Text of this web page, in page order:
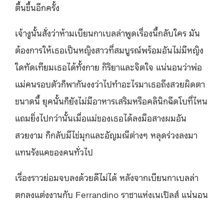
ตื้นขึ้นอีกครั้ง
เจ้างูนั้นสั่งว่าห้ามเบียนกาเบลล่าพูดเรื่องนี้กลับใคร มัน
ต้องการให้เธอเป็นหญิงสาวที่สมบูรณ์พร้อมอันไม่มีหญิง
ใดทัดเทียมเธอได้ทั้งกาย กิริยาและจิตใจ แน่นอนว่าพ่อ
แม่คนรอบตัวก็พากันงงว่าไปทำอะไรมาเธอถึงสวยผิดตา
ขนาดนี้ ยุคนั้นก็ยังไม่มีอาหารเสริมหรือคลินิกฉีดโบที่ไหน
แถมยิ่งไปกว่านั้นเมื่อแม่ของเธอได้ลงมือสางผมอัน
สวยงาม ก็กลับมีไข่มุกและอัญมณีต่างๆ หลุดร่วงลงมา
แทนรังแคของคนทั่วไป
เรื่องราวย่อมจบลงด้วยดีไม่ได้ หลังจากเบียนกาเบลล่า
ตกลงแต่งงานกับ Ferrandino ราชาแห่งเนเปิลส์ แน่นอน